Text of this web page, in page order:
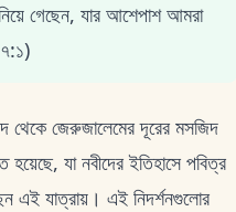
গেছেন, যার আশেপাশ আমরা
থেকে জেরুজালেমের দূরের মসজিদ
যা নবীদের ইতিহাসে পবিত্র
এই যাত্রায়। এই নিদর্শনগুলোর